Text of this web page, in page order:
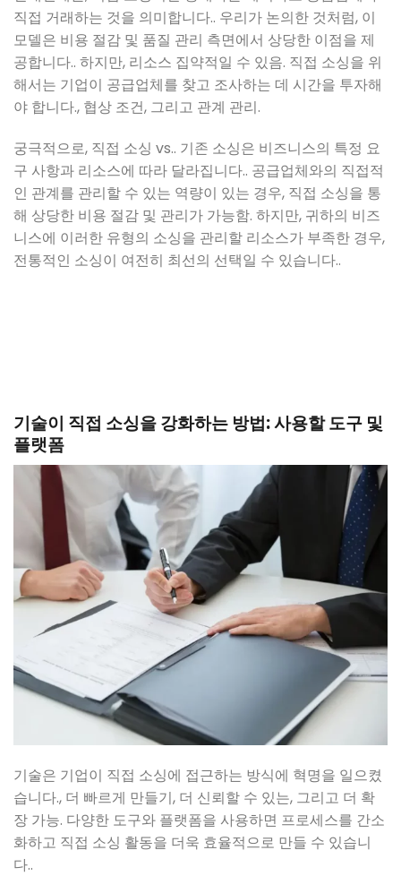
직접 거래하는 것을 의미합니다.. 우리가 논의한 것처럼, 이
모델은 비용 절감 및 품질 관리 측면에서 상당한 이점을 제
공합니다.. 하지만, 리소스 집약적일 수 있음. 직접 소싱을 위
해서는 기업이 공급업체를 찾고 조사하는 데 시간을 투자해
야 합니다., 협상 조건, 그리고 관계 관리.
궁극적으로, 직접 소싱 vs.. 기존 소싱은 비즈니스의 특정 요
구 사항과 리소스에 따라 달라집니다.. 공급업체와의 직접적
인 관계를 관리할 수 있는 역량이 있는 경우, 직접 소싱을 통
해 상당한 비용 절감 및 관리가 가능함. 하지만, 귀하의 비즈
니스에 이러한 유형의 소싱을 관리할 리소스가 부족한 경우,
전통적인 소싱이 여전히 최선의 선택일 수 있습니다..
기술이 직접 소싱을 강화하는 방법: 사용할 도구 및
플랫폼
기술은 기업이 직접 소싱에 접근하는 방식에 혁명을 일으켰
습니다., 더 빠르게 만들기, 더 신뢰할 수 있는, 그리고 더 확
장 가능. 다양한 도구와 플랫폼을 사용하면 프로세스를 간소
화하고 직접 소싱 활동을 더욱 효율적으로 만들 수 있습니
다..